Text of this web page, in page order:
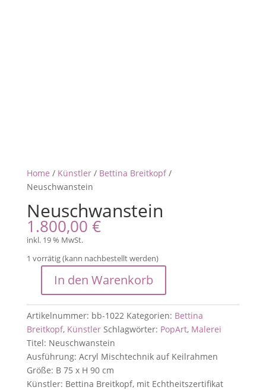
Home / Künstler/ Bettina Breitkopf/
Neuschwanstein
Neuschwanstein
1.800,00 €
inkl. 19 % MwSt.
1 vorrätig (kann nachbestellt werden)
Neuschwanstein
In den Warenkorb
Artikelnummer: bb-1022 Kategorien: Bettina
Breitkopf, Künstler Schlagwörter: PopArt, Malerei
Titel: Neuschwanstein
Ausführung: Acryl Mischtechnik auf Keilrahmen
Größe: B 75 x H 90 cm
Künstler: Bettina Breitkopf, mit Echtheitszertifikat